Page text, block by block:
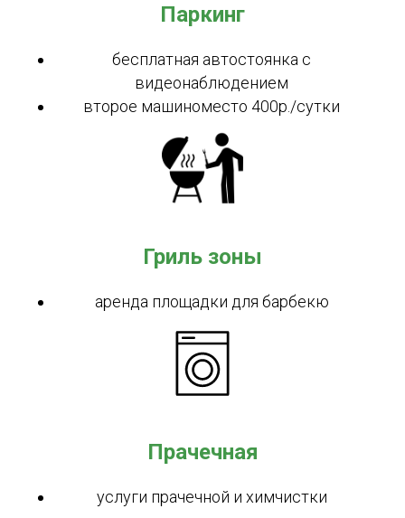
Паркинг
бесплатная автостоянка с
видеонаблюдением
второе машиноместо 400р./сутки
Гриль зоны
аренда площадки для барбекю
Прачечная
услуги прачечной и химчистки